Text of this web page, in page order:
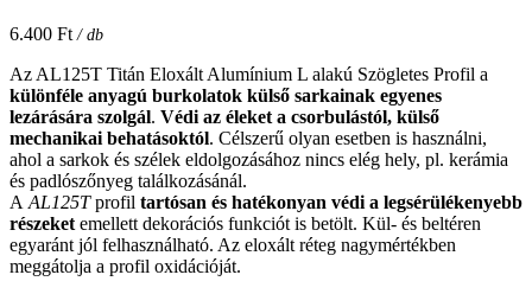
6.400 Ft / db
Az AL125T Titán Eloxált Alumínium L alakú Szögletes Profil a
különféle anyagú burkolatok külső sarkainak egyenes
lezárására szolgál. Védi az éleket a csorbulástól, külső
mechanikai behatásoktól. Célszerű olyan esetben is használni,
ahol a sarkok és szélek eldolgozásához nincs elég hely, pl. kerámia
és padlószőnyeg találkozásánál.
A AL125Tprofil tartósan és hatékonyan védi a legsérülékenyebb
részeket emellett dekorációs funkciót is betölt. Kül- és beltéren
egyaránt jól felhasználható. Az eloxált réteg nagymértékben
meggátolja a profil oxidációját.